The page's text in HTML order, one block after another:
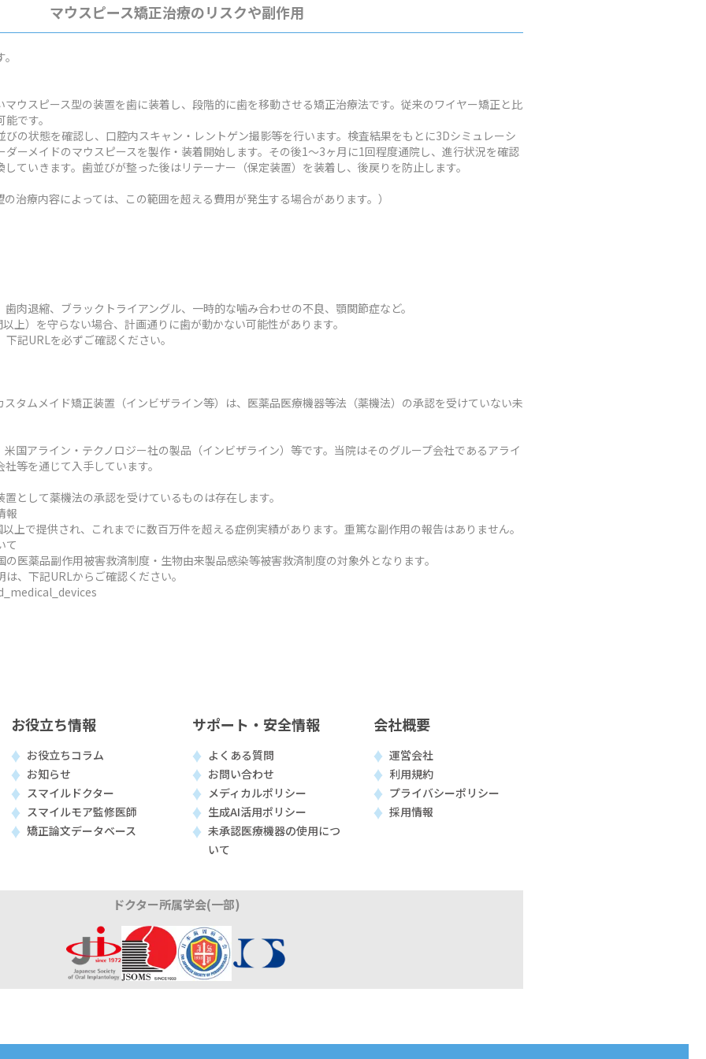
マウスピース矯正治療のリスクや副作用
ウスピース型の装置を歯に装着し、段階的に歯を移動させる矯正治療法です。従来のワイヤー矯正と比
です。
の状態を確認し、口腔内スキャン・レントゲン撮影等を行います。検査結果をもとに3Dシミュレーシ
ーメイドのマウスピースを製作・装着開始します。その後1～3ヶ月に1回程度通院し、進行状況を確認
ていきます。歯並びが整った後はリテーナー（保定装置）を装着し、後戻りを防止します。
治療内容によっては、この範囲を超える費用が発生する場合があります。）
肉退縮、ブラックトライアングル、一時的な噛み合わせの不良、顎関節症など。
上）を守らない場合、計画通りに歯が動かない可能性があります。
記URLを必ずご確認ください。
タムメイド矯正装置（インビザライン等）は、医薬品医療機器等法（薬機法）の承認を受けていない未
国アライン・テクノロジー社の製品（インビザライン）等です。当院はそのグループ会社であるアライ
等を通じて入手しています。
として薬機法の承認を受けているものは存在します。
報
上で提供され、これまでに数百万件を超える症例実績があります。重篤な副作用の報告はありません。
て
医薬品副作用被害救済制度・生物由来製品感染等被害救済制度の対象外となります。
、下記URLからご確認ください。
お役立ち情報
お役立ちコラム
お知らせ
スマイルドクター
スマイルモア監修医師
矯正論文データベース
サポート・安全情報
よくある質問
お問い合わせ
メディカルポリシー
生成AI活用ポリシー
未承認医療機器の使用につ
いて
会社概要
運営会社
利用規約
プライバシーポリシー
採用情報
ドクター所属学会(一部)